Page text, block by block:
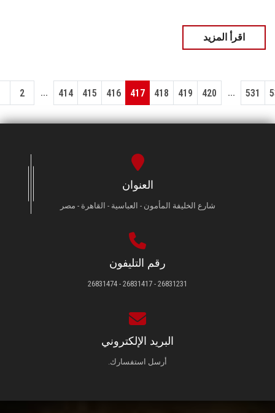
اقرأ المزيد
2 ... 414 415 416 417 418 419 420 ... 531
العنوان
شارع الخليفة المأمون - العباسية - القاهرة - مصر
رقم التليفون
26831231 - 26831417 - 26831474
البريد الإلكتروني
أرسل استفسارك.